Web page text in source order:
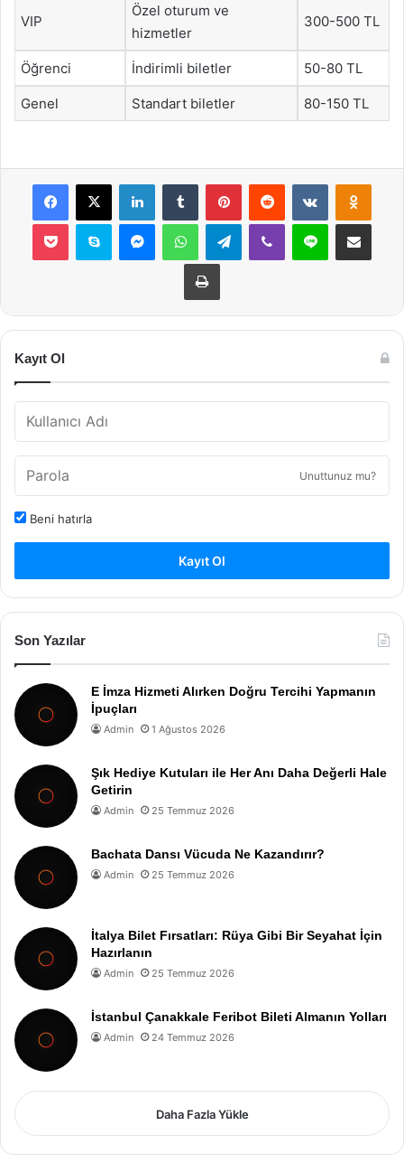
VIP
Özel oturum ve
hizmetler
300-500 TL
Öğrenci İndirimli biletler 50-80 TL
Genel Standart biletler 80-150 TL
Facebook
X LinkedInTumblr PinterestReddit VKontakte
Pocket Skype MessengerWhatsAppTelegramViber Line E-Posta ile
Yazdır
Kayıt Ol
Unuttunuz mu?
Beni hatırla
Kayıt Ol
Son Yazılar
E İmza Hizmeti Alırken Doğru Tercihi Yapmanın
İpuçları
Admin 1 Ağustos 2026
Şık Hediye Kutuları ile Her Anı Daha Değerli Hale
Getirin
Admin 25 Temmuz 2026
Bachata Dansı Vücuda Ne Kazandırır?
Admin 25 Temmuz 2026
İtalya Bilet Fırsatları: Rüya Gibi Bir Seyahat İçin
Hazırlanın
Admin 25 Temmuz 2026
İstanbul Çanakkale Feribot Bileti Almanın Yolları
Admin 24 Temmuz 2026
Daha Fazla Yükle